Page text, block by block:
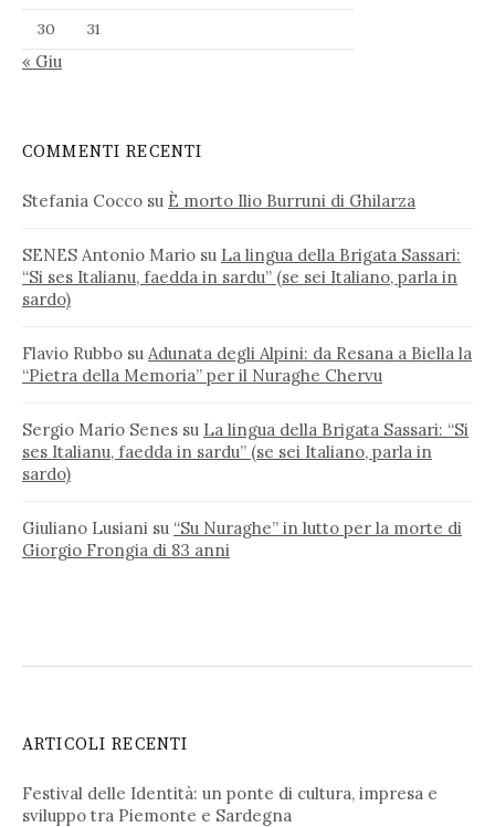
30
31
« Giu
COMMENTI RECENTI
Stefania Cocco su È morto Ilio Burruni di Ghilarza
SENES Antonio Mario su La lingua della Brigata Sassari:
“Si ses Italianu, faedda in sardu” (se sei Italiano, parla in
sardo)
Flavio Rubbo su Adunata degli Alpini: da Resana a Biella la
“Pietra della Memoria” per il Nuraghe Chervu
Sergio Mario Senes su La lingua della Brigata Sassari: “Si
ses Italianu, faedda in sardu” (se sei Italiano, parla in
sardo)
Giuliano Lusiani su “Su Nuraghe” in lutto per la morte di
Giorgio Frongia di 83 anni
ARTICOLI RECENTI
Festival delle Identità: un ponte di cultura, impresa e
sviluppo tra Piemonte e Sardegna